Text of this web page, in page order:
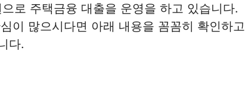
로 주택금융 대출을 운영을 하고 있습니다.
이 많으시다면 아래 내용을 꼼꼼히 확인하고
다.